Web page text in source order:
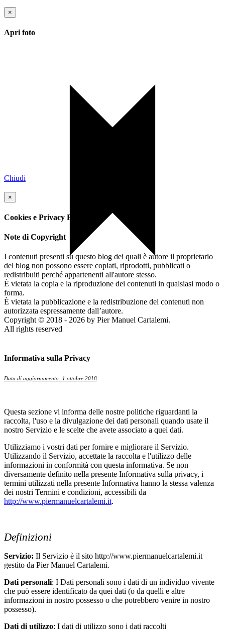
×
Apri foto
Chiudi
×
Cookies e Privacy Policy
Note di Copyright
I contenuti presenti su questo blog dei quali è autore il proprietario
del blog non possono essere copiati, riprodotti, pubblicati o
redistribuiti perché appartenenti all'autore stesso.
È vietata la copia e la riproduzione dei contenuti in qualsiasi modo o
forma.
È vietata la pubblicazione e la redistribuzione dei contenuti non
autorizzata espressamente dall’autore.
Copyright © 2018 - 2026 by Pier Manuel Cartalemi.
All rights reserved
Informativa sulla Privacy
Data di aggiornamento: 1 ottobre 2018
Questa sezione vi informa delle nostre politiche riguardanti la
raccolta, l'uso e la divulgazione dei dati personali quando usate il
nostro Servizio e le scelte che avete associato a quei dati.
Utilizziamo i vostri dati per fornire e migliorare il Servizio.
Utilizzando il Servizio, accettate la raccolta e l'utilizzo delle
informazioni in conformità con questa informativa. Se non
diversamente definito nella presente Informativa sulla privacy, i
termini utilizzati nella presente Informativa hanno la stessa valenza
dei nostri Termini e condizioni, accessibili da
http://www.piermanuelcartalemi.it.
Definizioni
Servizio: Il Servizio è il sito http://www.piermanuelcartalemi.it
gestito da Pier Manuel Cartalemi.
Dati personali: I Dati personali sono i dati di un individuo vivente
che può essere identificato da quei dati (o da quelli e altre
informazioni in nostro possesso o che potrebbero venire in nostro
possesso).
Dati di utilizzo: I dati di utilizzo sono i dati raccolti